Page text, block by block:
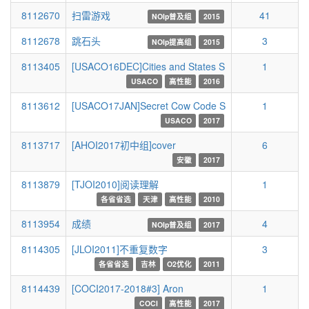
8112670 扫雷游戏 NOIp普及组 2015
41
8112678
跳石头 NOIp提高组 2015
3
8113405
[USACO16DEC]Cities and States S
USACO 高性能 2016
1
8113612 [USACO17JAN]Secret Cow Code S
USACO 2017
1
8113717 [AHOI2017初中组]cover
安徽 2017
6
8113879 [TJOI2010]阅读理解
各省省选 天津 高性能 2010
1
8113954 成绩 NOIp普及组 2017
4
8114305
[JLOI2011]不重复数字
各省省选 吉林 O2优化 2011
3
8114439 [COCI2017-2018#3] Aron
COCI 高性能 2017
1